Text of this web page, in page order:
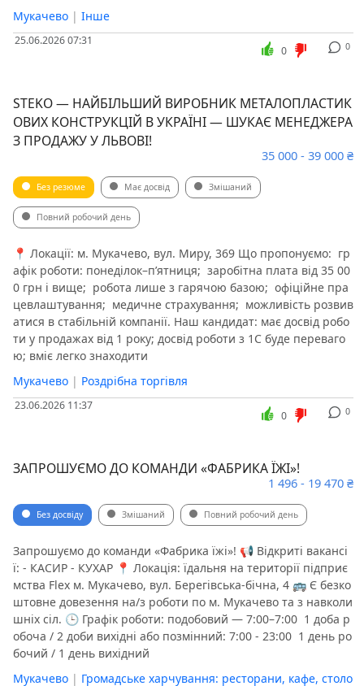
Мукачево | Інше
25.06.2026 07:31 0
0
STEKO — НАЙБІЛЬШИЙ ВИРОБНИК МЕТАЛОПЛАСТИК
ОВИХ КОНСТРУКЦІЙ В УКРАЇНІ — ШУКАЄ МЕНЕДЖЕРА
З ПРОДАЖУ У ЛЬВОВІ!
35 000 - 39 000 ₴
Без резюме Має досвід Змішаний
Повний робочий день
📍 Локації: м. Мукачево, вул. Миру, 369 Що пропонуємо: ️ гр
афік роботи: понеділок–п’ятниця; ️ заробітна плата від 35 00
0 грн і вище; ️ робота лише з гарячою базою; ️ офіційне пра
цевлаштування; ️ медичне страхування; ️ можливість розвив
атися в стабільній компанії. Наш кандидат: має досвід робо
ти у продажах від 1 року; досвід роботи з 1С буде переваго
ю; вміє легко знаходити
Мукачево | Роздрібна торгівля
23.06.2026 11:37 0
0
ЗАПРОШУЄМО ДО КОМАНДИ «ФАБРИКА ЇЖІ»!
1 496 - 19 470 ₴
Без досвіду Змішаний Повний робочий день
Запрошуємо до команди «Фабрика їжі»! 📢 Відкриті вакансі
ї: - КАСИР - КУХАР 📍 Локація: їдальня на території підприє
мства Flex м. Мукачево, вул. Берегівська-бічна, 4 🚌 Є безко
штовне довезення на/з роботи по м. Мукачево та з навколи
шніх сіл. 🕒 Графік роботи: подобовий — 7:00–7:00 ️ 1 доба р
обоча / 2 доби вихідні або позмінний: 7:00 - 23:00 ️ 1 день ро
бочий / 1 день вихідний
Мукачево | Громадське харчування: ресторани, кафе, столо